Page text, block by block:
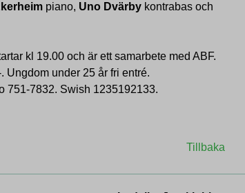
piano, Uno Dvärby kontrabas och
kl 19.00 och är ett samarbete med ABF.
Ungdom under 25 år fri entré.
751-7832. Swish 1235192133.
Tillbaka